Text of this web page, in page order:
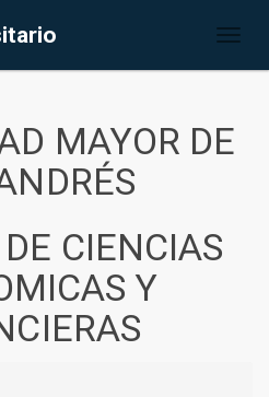
MAYOR DE
CIENCIAS
Y